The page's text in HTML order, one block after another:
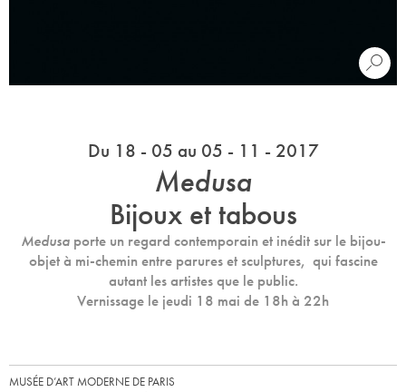
Du 18 - 05 au 05 - 11 - 2017
Medusa
Bijoux et tabous
Medusa porte un regard contemporain et inédit sur le bijou-
objet à mi-chemin entre parures et sculptures, qui fascine
autant les artistes que le public.
Vernissage le jeudi 18 mai de 18h à 22h
MUSÉE D’ART MODERNE DE PARIS